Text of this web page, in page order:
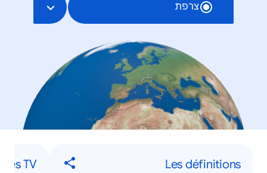
צרפת
Les définitions
TV